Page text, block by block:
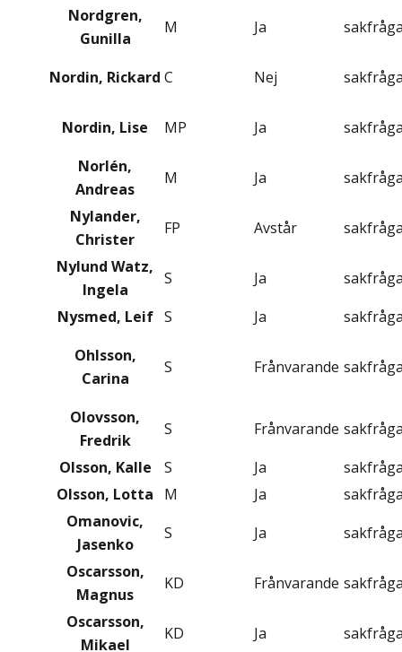
Nordgren,
Gunilla
M Ja
Nordin, Rickard C Nej
Nordin, Lise MP Ja
Norlén,
Andreas
M Ja
Nylander,
Christer
FP Avstår
Nylund Watz,
Ingela
S Ja
Nysmed, Leif S Ja
Ohlsson,
Carina
S Frånvarande
Olovsson,
Fredrik
S Frånvarande
Olsson, Kalle
S Ja
Olsson, Lotta
M Ja
Omanovic,
Jasenko
S Ja
Oscarsson,
Magnus
KD Frånvarande
Oscarsson,
Mikael
KD Ja